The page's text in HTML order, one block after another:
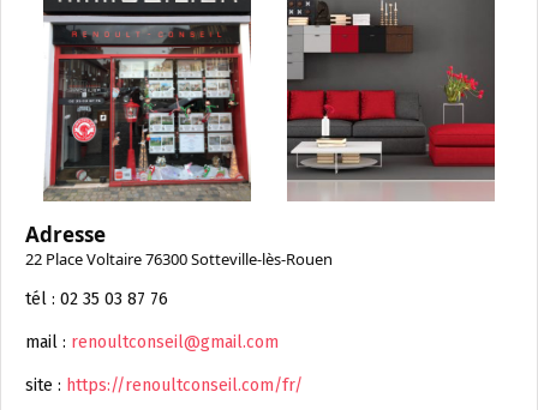
Adresse
22 Place Voltaire 76300 Sotteville-lès-Rouen
tél : 02 35 03 87 76
mail : renoultconseil@gmail.com
site : https://renoultconseil.com/fr/